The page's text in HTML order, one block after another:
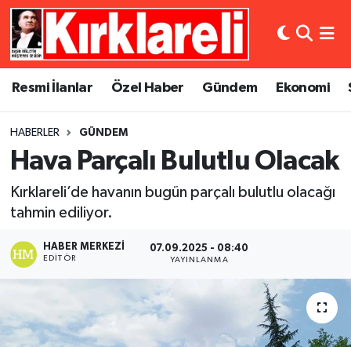
Resmi İlanlar Özel Haber Gündem Ekonomi
HABERLER GÜNDEM
Hava Parçalı Bulutlu Olacak
Kırklareli’de havanın bugün parçalı bulutlu olacağı
tahmin ediliyor.
HABER MERKEZI
EDITÖR
07.09.2025 - 08:40
YAYINLANMA
Resmi İlanlar
Gündem
Siyaset
Spor
Asayiş
Dünya
Kültür Sanat
Magazin
Sağlık
Künye
Gizlilik Sözleşmesi
Merkez Nöbetçi Eczaneler
Merkez Trafik Yoğunluk Haritası
Tüm Manşetler
Son Dakika Haberleri